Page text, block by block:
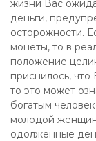
жизни Вас
деньги,
осторожности.
монеты, то в
положение
приснилось,
то это может
богатым
молодой
одолженные